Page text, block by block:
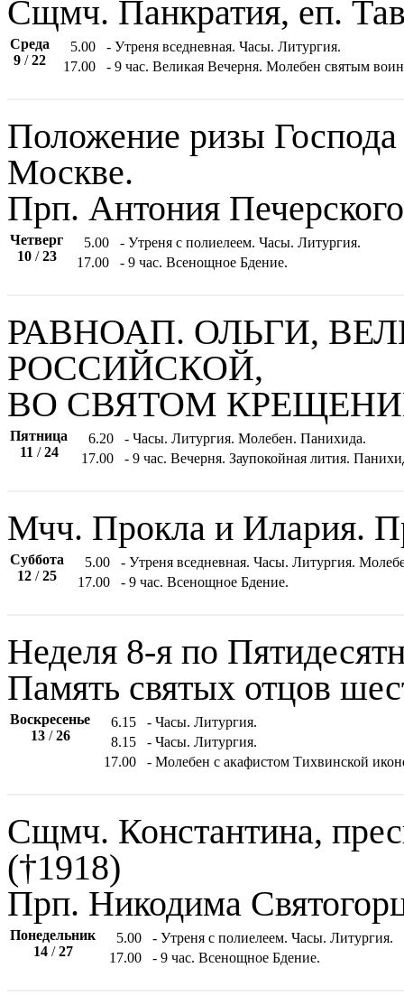
Сщмч. Панкратия, еп.
Среда
9 /22
5.00
- Утреня вседневная. Часы. Литургия.
17.00
- 9 час. Великая Вечерня. Молебен святым
Положение ризы
Москве.
Прп. Антония Печерского
Четверг
10/23
5.00
- Утреня с полиелеем. Часы. Литургия.
17.00
- 9 час. Всенощное Бдение.
РАВНОАП. ОЛЬГИ,
РОССИЙСКОЙ,
ВО СВЯТОМ
Пятница
11 /24
6.20
- Часы. Литургия. Молебен. Панихида.
17.00
- 9 час. Вечерня. Заупокойная лития.
Мчч. Прокла и Илария.
Суббота
12 /25
5.00
- Утреня вседневная. Часы. Литургия.
17.00
- 9 час. Всенощное Бдение.
Неделя 8-я по
Память святых отцов
Воскресенье
13/26
6.15
- Часы. Литургия.
8.15
- Часы. Литургия.
17.00
- Молебен с акафистом Тихвинской
Сщмч. Константина,
(†1918)
Прп. Никодима
Понедельник
14/27
5.00
- Утреня с полиелеем. Часы. Литургия.
17.00
- 9 час. Всенощное Бдение.